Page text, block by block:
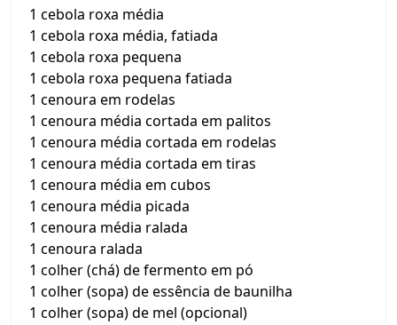
1 cebola roxa média
1 cebola roxa média, fatiada
1 cebola roxa pequena
1 cebola roxa pequena fatiada
1 cenoura em rodelas
1 cenoura média cortada em palitos
1 cenoura média cortada em rodelas
1 cenoura média cortada em tiras
1 cenoura média em cubos
1 cenoura média picada
1 cenoura média ralada
1 cenoura ralada
1 colher (chá) de fermento em pó
1 colher (sopa) de essência de baunilha
1 colher (sopa) de mel (opcional)